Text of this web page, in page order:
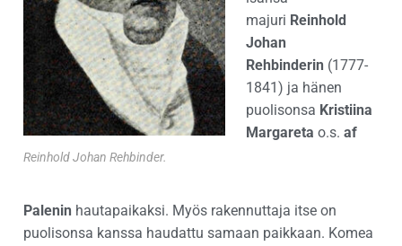
Reinhold Johan Rehbinder.
majuri Reinhold
Johan
Rehbinderin (1777-
1841) ja hänen
puolisonsa Kristiina
Margareta o.s. af
Palenin hautapaikaksi. Myös rakennuttaja itse on
puolisonsa kanssa haudattu samaan paikkaan. Komea